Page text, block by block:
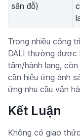
sân đỗ)
Trong nhiều công
DALI thường được
tâm/hành lang,
cần hiệu ứng ánh
ứng nhu cầu vận
Kết Luận
Không có giao